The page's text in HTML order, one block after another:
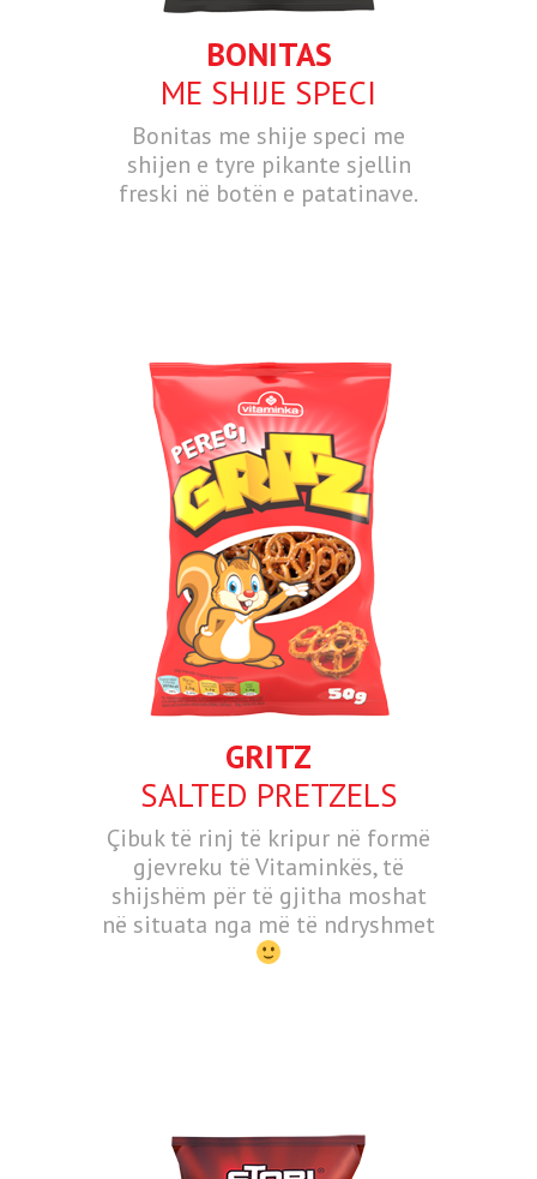
BONITAS
ME SHIJE SPECI
Bonitas me shije speci me
shijen e tyre pikante sjellin
freski në botën e patatinave.
GRITZ
SALTED PRETZELS
Çibuk të rinj të kripur në formë
gjevreku të Vitaminkës, të
shijshëm për të gjitha moshat
në situata nga më të ndryshmet